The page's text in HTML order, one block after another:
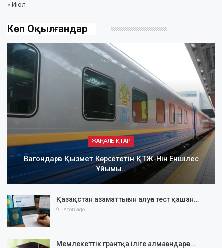
« Июл
Көп Оқылғандар
ЖАҢАЛЫҚТАР
Вагондарға Қызмет Көрсететін ҚТЖ-Нің Еншілес
Ұйымы…
Қазақстан азаматтығын алуға тест қашан…
9 часов ago
Мемлекеттік грантқа іліге алмағандарға…